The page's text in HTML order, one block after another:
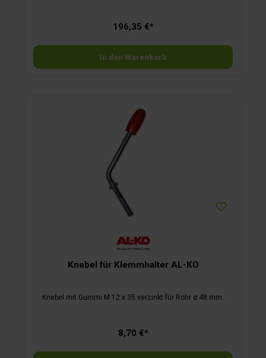
196,35 €*
In den Warenkorb
Knebel für Klemmhalter AL-KO
Knebel mit Gummi M 12 x 35 verzinkt für Rohr ø 48 mm.
8,70 €*